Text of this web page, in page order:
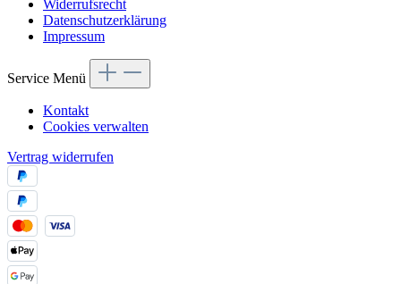
Widerrufsrecht
Datenschutzerklärung
Impressum
Service Menü
Kontakt
Cookies verwalten
Vertrag widerrufen